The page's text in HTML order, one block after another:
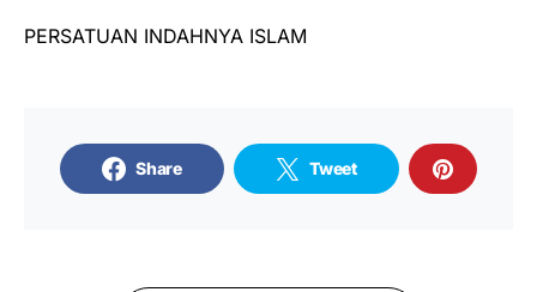
PERSATUAN INDAHNYA ISLAM
Share Tweet